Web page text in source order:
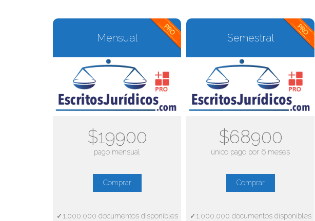
Mensual
$19900
pago mensual
Comprar
✓1.000.000 documentos disponibles
Semestral
$68900
único pago por 6 meses
Comprar
✓1.000.000 documentos disponibles